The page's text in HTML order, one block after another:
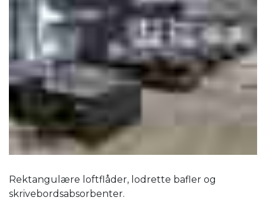
Rektangulære loftflåder, lodrette bafler og
skrivebordsabsorbenter.